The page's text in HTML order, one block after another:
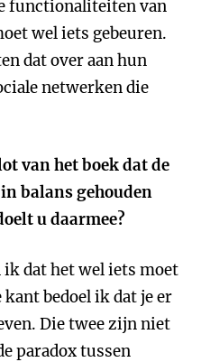
functionaliteiten van
wel iets gebeuren.
dat over aan hun
netwerken die
van het boek dat de
balans gehouden
u daarmee?
ik dat het wel iets moet
bedoel ik dat je er
Die twee zijn niet
paradox tussen